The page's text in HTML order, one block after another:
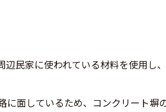
民家に使われている材料を使用し
に面しているため、コンクリート塀